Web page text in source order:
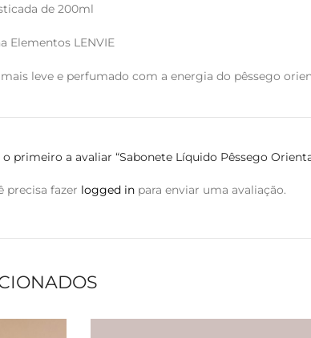
de 200ml
Elementos LENVIE
leve e perfumado com a energia do pêssego
o primeiro a avaliar “Sabonete Líquido Pêssego
precisa fazer logged in para enviar uma avaliação.